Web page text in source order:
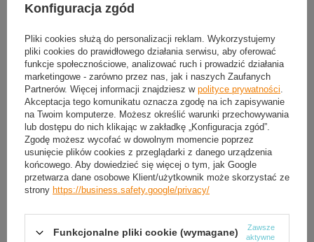
Bezpieczne zakupy
OPIS
SZCZEGÓŁOWE DANE
GWARANCJA
OPINIE (0)
Potrzebujesz pomocy? Masz pytania?
Zadaj pytanie a my odpowiemy niezwłocznie,
Konfiguracja zgód
Pliki cookies służą do personalizacji reklam. Wykorzystujemy
pliki cookies do prawidłowego działania serwisu, aby oferować
funkcje społecznościowe, analizować ruch i prowadzić działania
marketingowe - zarówno przez nas, jak i naszych Zaufanych
Partnerów. Więcej informacji znajdziesz w polityce prywatności
Akceptacja tego komunikatu oznacza zgodę na ich zapisywanie
na Twoim komputerze. Możesz określić warunki przechowywania
lub dostępu do nich klikając w zakładkę „Konfiguracja zgód”.
Zgodę możesz wycofać w dowolnym momencie poprzez
usunięcie plików cookies z przeglądarki z danego urządzenia
końcowego. Aby dowiedzieć się więcej o tym, jak Google
przetwarza dane osobowe Klient/użytkownik może skorzystać ze
strony https://business.safety.google/privacy/
Funkcjonalne pliki cookie (wymagane)
Zawsze
aktywne